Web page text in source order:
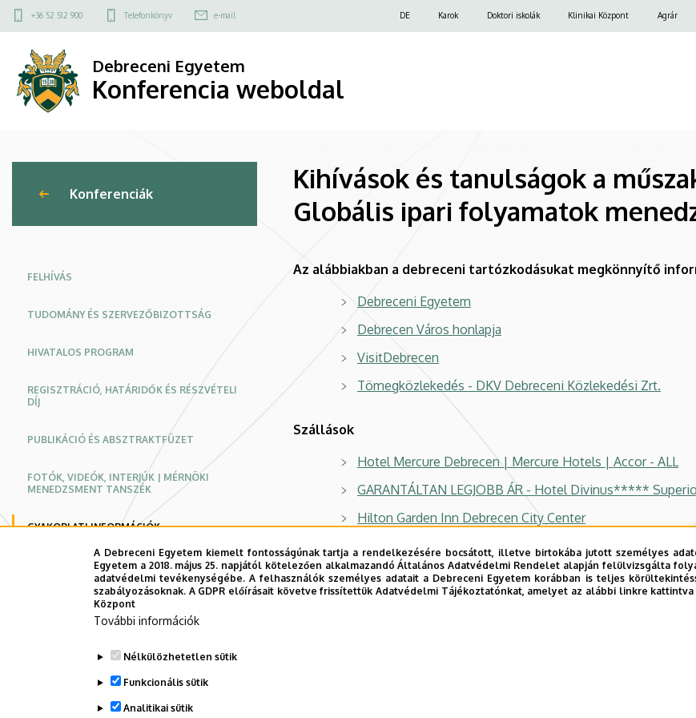
Kihívások
tanulságok
menedzsment
Globális
ipari
folyamatok
menedzsmentje
Konferencia
weboldal
Ugrás
a
tartalomra
Felső
menü
+36 52 512 900 Telefonkönyv e-mail
Felső
DE Karok Doktori iskolák Klinikai Központ Agrár
Debreceni Egyetem
Konferencia weboldal
Konferenciák
FELHÍVÁS
TUDOMÁNY ÉS SZERVEZŐBIZOTTSÁG
HIVATALOS PROGRAM
REGISZTRÁCIÓ, HATÁRIDŐK ÉS RÉSZVÉTELI
DÍJ
PUBLIKÁCIÓ ÉS ABSZTRAKTFÜZET
FOTÓK, VIDEÓK, INTERJÚK | MÉRNÖKI
MENEDZSMENT TANSZÉK
GYAKORLATI INFORMÁCIÓK
KAPCSOLATFELVÉTEL
Kihívások és tanulságok a
Globális ipari folyamatok
Az alábbiakban a debreceni tartózkodásukat megkönnyítő
Debreceni Egyetem
Debrecen Város honlapja
VisitDebrecen
Tömegközlekedés - DKV Debreceni Közlekedési Zrt.
Szállások
Hotel Mercure Debrecen | Mercure Hotels | Accor - ALL
GARANTÁLTAN LEGJOBB ÁR - Hotel Divinus*****
Hilton Garden Inn Debrecen City Center
Némethy Panzió
Szállás Debrecen-Péterfia Panzió Debrecen
A Debreceni Egyetem kiemelt fontosságúnak tartja a rendelkezésére bocsátott, illetve birtokába jutott személyes
Egyetem a 2018. május 25. napjától kötelezően alkalmazandó Általános Adatvédelmi Rendelet alapján felülvizsgálta
adatvédelmi tevékenységébe. A felhasználók személyes adatait a Debreceni Egyetem korábban is teljes
szabályozásoknak. A GDPR előírásait követve frissítettük Adatvédelmi Tájékoztatónkat, amelyet az alábbi linkre
Központ
További információk
Nélkülözhetetlen sütik
Funkcionális sütik
Analitikai sütik